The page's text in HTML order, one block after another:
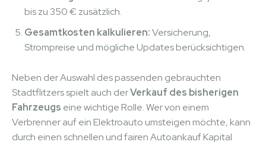
bis zu 350 € zusätzlich.
Gesamtkosten kalkulieren:Versicherung,
Strompreise und mögliche Updates berücksichtigen.
Neben der Auswahl des passenden gebrauchten
Stadtflitzers spielt auch derVerkauf des bisherigen
Fahrzeugs eine wichtige Rolle. Wer von einem
Verbrenner auf ein Elektroauto umsteigen möchte, kann
durch einen schnellen und fairen Autoankauf Kapital